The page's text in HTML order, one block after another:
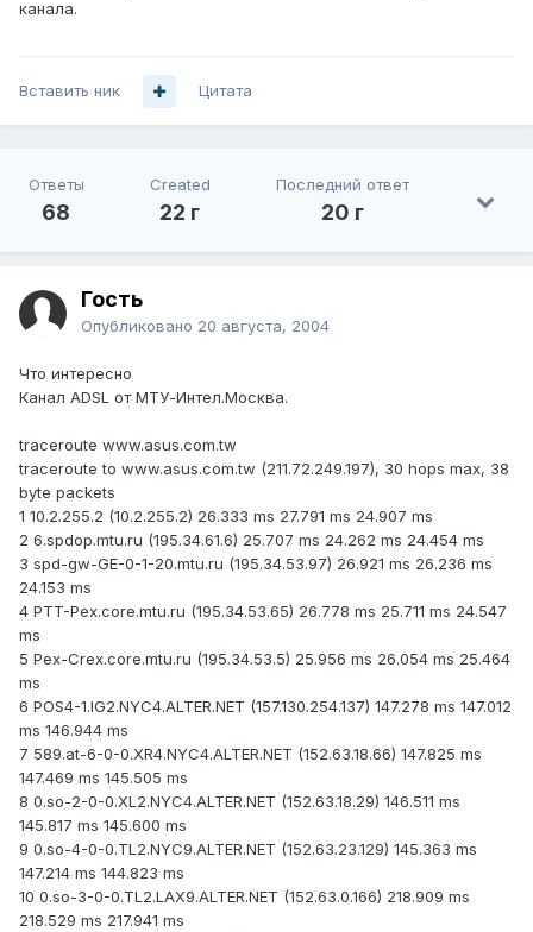
канала.
Вставить ник Цитата
Ответы
68
Created
22 г
Последний ответ
20 г
Гость
Опубликовано 20 августа, 2004
Что интересно
Канал ADSL от МТУ-Интел.Москва.
traceroute www.asus.com.tw
traceroute to www.asus.com.tw (211.72.249.197), 30 hops max, 38
byte packets
1 10.2.255.2 (10.2.255.2) 26.333 ms 27.791 ms 24.907 ms
2 6.spdop.mtu.ru (195.34.61.6) 25.707 ms 24.262 ms 24.454 ms
3 spd-gw-GE-0-1-20.mtu.ru (195.34.53.97) 26.921 ms 26.236 ms
24.153 ms
4 PTT-Pex.core.mtu.ru (195.34.53.65) 26.778 ms 25.711 ms 24.547
ms
5 Pex-Crex.core.mtu.ru (195.34.53.5) 25.956 ms 26.054 ms 25.464
ms
6 POS4-1.IG2.NYC4.ALTER.NET (157.130.254.137) 147.278 ms 147.012
ms 146.944 ms
7 589.at-6-0-0.XR4.NYC4.ALTER.NET (152.63.18.66) 147.825 ms
147.469 ms 145.505 ms
8 0.so-2-0-0.XL2.NYC4.ALTER.NET (152.63.18.29) 146.511 ms
145.817 ms 145.600 ms
9 0.so-4-0-0.TL2.NYC9.ALTER.NET (152.63.23.129) 145.363 ms
147.214 ms 144.823 ms
10 0.so-3-0-0.TL2.LAX9.ALTER.NET (152.63.0.166) 218.909 ms
218.529 ms 217.941 ms